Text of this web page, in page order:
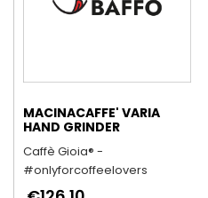
MACINACAFFE' VARIA
HAND GRINDER
Caffè Gioia® -
#onlyforcoffeelovers